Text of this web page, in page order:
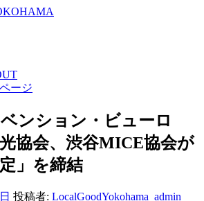
ージ
ンション・ビューロ
協会、渋谷MICE協会が
」を締結
投稿者: LocalGoodYokohama_admin